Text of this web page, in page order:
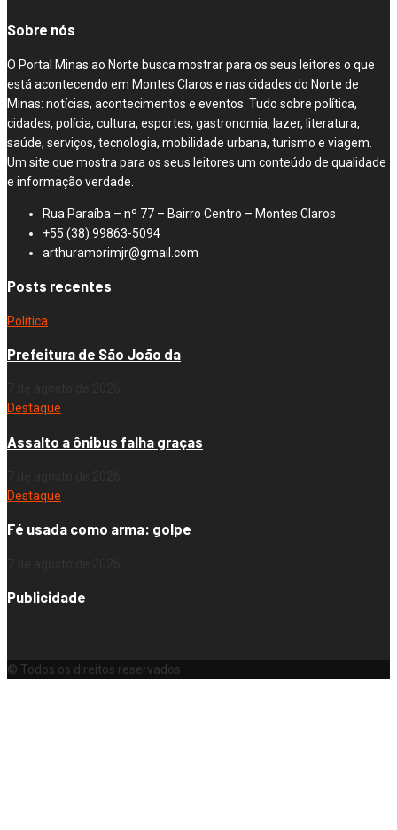
Sobre nós
O Portal Minas ao Norte busca mostrar para os seus leitores o que
está acontecendo em Montes Claros e nas cidades do Norte de
Minas: notícias, acontecimentos e eventos. Tudo sobre política,
cidades, polícia, cultura, esportes, gastronomia, lazer, literatura,
saúde, serviços, tecnologia, mobilidade urbana, turismo e viagem.
Um site que mostra para os seus leitores um conteúdo de qualidade
e informação verdade.
Rua Paraíba – nº 77 – Bairro Centro – Montes Claros
+55 (38) 99863-5094
arthuramorimjr@gmail.com
Posts recentes
Política
Prefeitura de São João da
Destaque
Assalto a ônibus falha graças
Destaque
Fé usada como arma: golpe
Publicidade
© Todos os direitos reservados